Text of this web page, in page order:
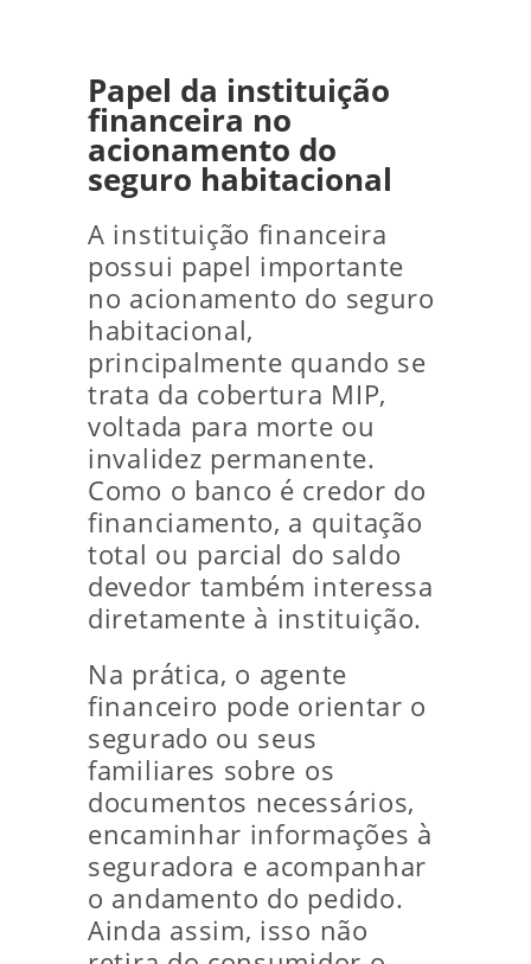
Papel da instituição
financeira no
acionamento do
seguro habitacional
A instituição financeira
possui papel importante
no acionamento do seguro
habitacional,
principalmente quando se
trata da cobertura MIP,
voltada para morte ou
invalidez permanente.
Como o banco é credor do
financiamento, a quitação
total ou parcial do saldo
devedor também interessa
diretamente à instituição.
Na prática, o agente
financeiro pode orientar o
segurado ou seus
familiares sobre os
documentos necessários,
encaminhar informações à
seguradora e acompanhar
o andamento do pedido.
Ainda assim, isso não